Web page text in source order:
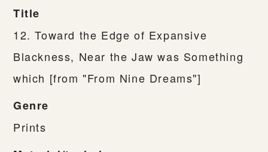
Title
12. Toward the Edge of Expansive
Blackness, Near the Jaw was Something
which [from "From Nine Dreams"]
Genre
Prints